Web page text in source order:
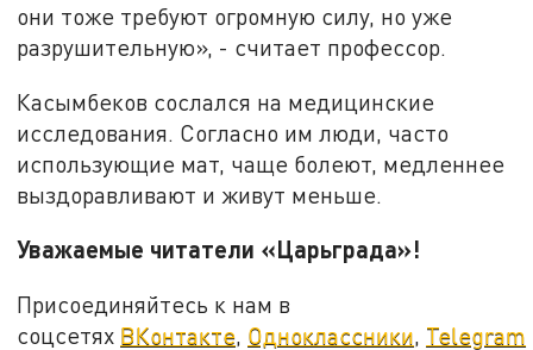
они тоже требуют огромную силу, но уже
разрушительную», - считает профессор.
Касымбеков сослался на медицинские
исследования. Согласно им люди, часто
использующие мат, чаще болеют, медленнее
выздоравливают и живут меньше.
Уважаемые читатели «Царьграда»!
Присоединяйтесь к нам в
соцсетях ВКонтакте, Одноклассники, Telegram